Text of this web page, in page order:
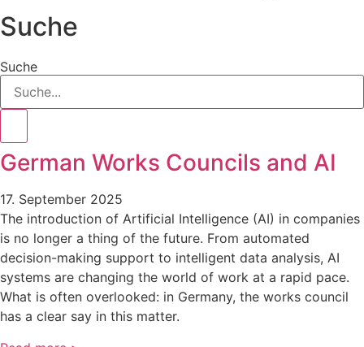
Suche
Suche
German Works Councils and AI
17. September 2025
The introduction of Artificial Intelligence (AI) in companies
is no longer a thing of the future. From automated
decision-making support to intelligent data analysis, AI
systems are changing the world of work at a rapid pace.
What is often overlooked: in Germany, the works council
has a clear say in this matter.